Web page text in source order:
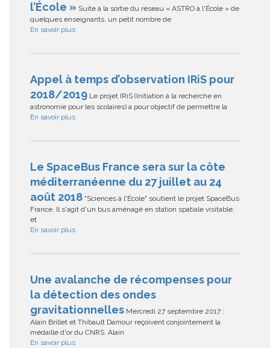
l’École » Suite à la sortie du réseau « ASTRO à l'École » de
quelques enseignants, un petit nombre de
En savoir plus
Appel à temps d’observation IRiS pour
2018/2019 Le projet IRiS (Initiation à la recherche en
astronomie pour les scolaires) a pour objectif de permettre la
En savoir plus
Le SpaceBus France sera sur la côte
méditerranéenne du 27 juillet au 24
août 2018 "Sciences à l'École" soutient le projet SpaceBus
France. Il s'agit d'un bus aménagé en station spatiale visitable,
et
En savoir plus
Une avalanche de récompenses pour
la détection des ondes
gravitationnelles Mercredi 27 septembre 2017 :
Alain Brillet et Thibault Damour reçoivent conjointement la
médaille d'or du CNRS. Alain
En savoir plus